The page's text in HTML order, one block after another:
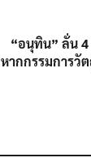
“อนุทิน” ลั่น
หากกรรมการวั